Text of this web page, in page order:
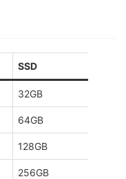
SSD
32GB
64GB
128GB
256GB